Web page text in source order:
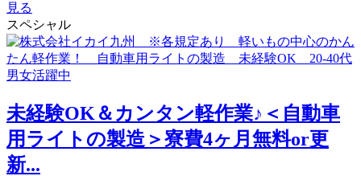
見る
スペシャル
未経験OK＆カンタン軽作業♪＜自動車
用ライトの製造＞寮費4ヶ月無料or更
新...